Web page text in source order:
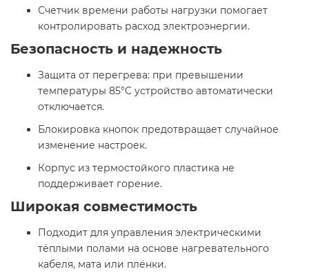
Счетчик времени работы нагрузки помогает
контролировать расход электроэнергии.​
Безопасность и надежность
Защита от перегрева: при превышении
температуры 85°C устройство автоматически
отключается.
Блокировка кнопок предотвращает случайное
изменение настроек.
Корпус из термостойкого пластика не
поддерживает горение.​
Широкая совместимость
Подходит для управления электрическими
тёплыми полами на основе нагревательного
кабеля, мата или плёнки.